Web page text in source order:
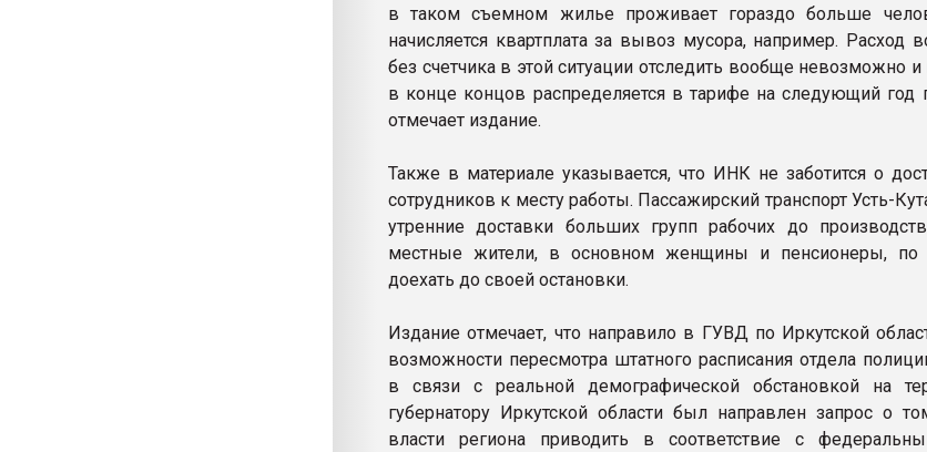
в таком съемном жилье проживает гораздо больше
начисляется квартплата за вывоз мусора, например. Расход
без счетчика в этой ситуации отследить вообще невозможно и
в конце концов распределяется в тарифе на следующий год
отмечает издание.
Также в материале указывается, что ИНК не заботится о
сотрудников к месту работы. Пассажирский транспорт Усть-
утренние доставки больших групп рабочих до
местные жители, в основном женщины и пенсионеры, по
доехать до своей остановки.
Издание отмечает, что направило в ГУВД по Иркутской
возможности пересмотра штатного расписания отдела
в связи с реальной демографической обстановкой на
губернатору Иркутской области был направлен запрос о
власти региона приводить в соответствие с